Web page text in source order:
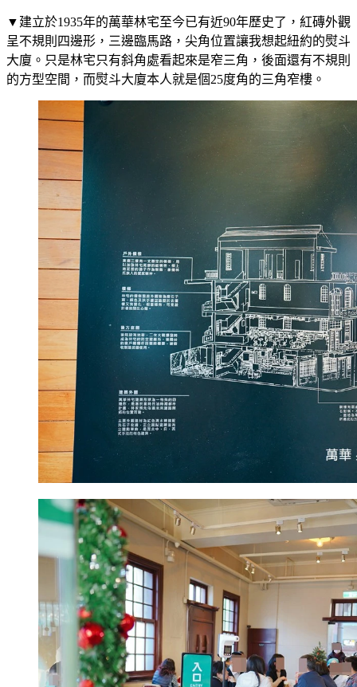
▼建立於1935年的萬華林宅至今已有近90年歷史了，紅磚外觀
呈不規則四邊形，三邊臨馬路，尖角位置讓我想起紐約的熨斗
大廈。只是林宅只有斜角處看起來是窄三角，後面還有不規則
的方型空間，而熨斗大廈本人就是個25度角的三角窄樓。